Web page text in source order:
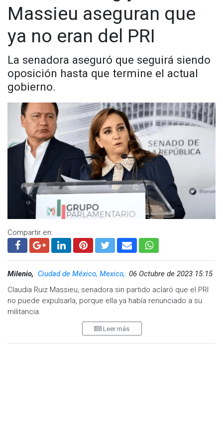
Massieu aseguran que
ya no eran del PRI
La senadora aseguró que seguirá siendo
oposición hasta que termine el actual
gobierno.
Compartir en:
Milenio, Ciudad de México, Mexico, 06 Octubre de 2023 15:15
Claudia Ruiz Massieu, senadora sin partido aclaró que el PRI
no puede expulsarla, porque ella ya había renunciado a su
militancia.
En redes sociales, la legisladora compartió un audio de una
entrevista radiofónica y escribió: “no me pueden expulsar de
Leer más